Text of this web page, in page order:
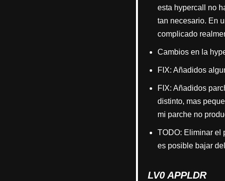
esta hypercall no
tan necesario. En
complicado
Cambios en la
FIX: Añadidos
FIX: Añadidos
distinto, mas
mi parche no
TODO: Eliminar el
es posible bajar
LV0 APPLDR